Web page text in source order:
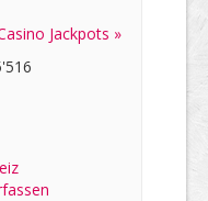
Jackpots »